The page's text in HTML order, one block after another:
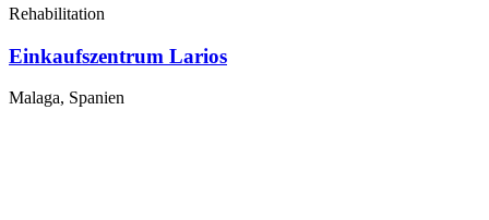
Rehabilitation
Einkaufszentrum Larios
Malaga, Spanien